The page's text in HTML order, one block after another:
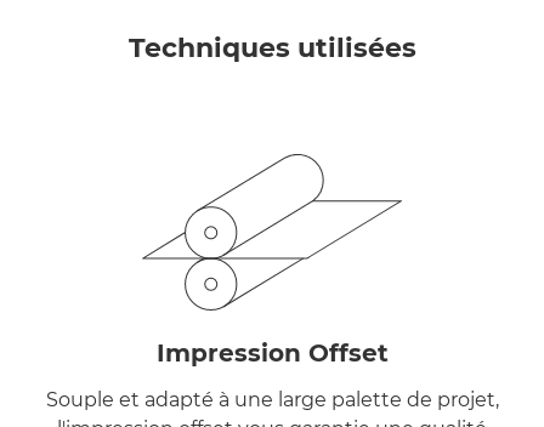
Techniques utilisées
Impression Offset
Souple et adapté à une large palette de projet,